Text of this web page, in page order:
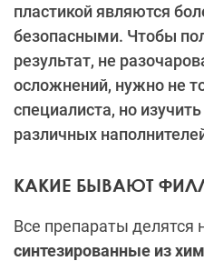
пластикой являются
безопасными. Чтобы
результат, не
осложнений, нужно не
специалиста, но
различных
КАКИЕ БЫВАЮТ
Все препараты делятся
синтезированные из